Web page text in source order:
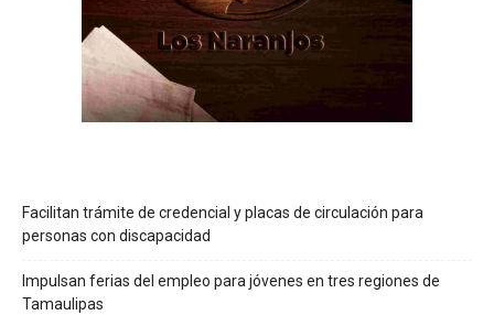
Facilitan trámite de credencial y placas de circulación para
personas con discapacidad
Impulsan ferias del empleo para jóvenes en tres regiones de
Tamaulipas